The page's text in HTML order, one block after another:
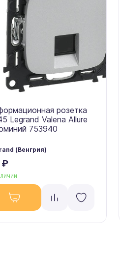
розетка
Legrand Valena Allure
753940
(Венгрия)
₽